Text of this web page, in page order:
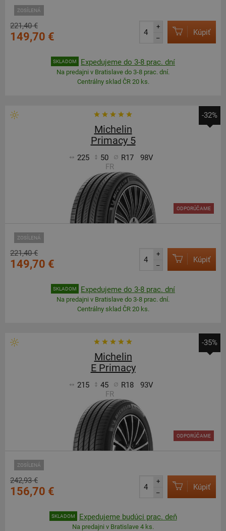
ZOSÍLENÁ
221,40 €
149,70 €
+
–
Kúpiť
SKLADOM Expedujeme do 3-8 prac. dní
Na predajni v Bratislave do 3-8 prac. dní.
Centrálny sklad ČR 20 ks.
-32%
Michelin
Primacy 5
225 50 R17
98V
FR
ZOSÍLENÁ
ODPORÚČAME
221,40 €
149,70 €
+
–
Kúpiť
SKLADOM Expedujeme do 3-8 prac. dní
Na predajni v Bratislave do 3-8 prac. dní.
Centrálny sklad ČR 20 ks.
-35%
Michelin
E Primacy
215 45 R18
93V
FR
ZOSÍLENÁ
ODPORÚČAME
242,93 €
156,70 €
+
–
Kúpiť
SKLADOM Expedujeme budúci prac. deň
Na predajni v Bratislave 4 ks.